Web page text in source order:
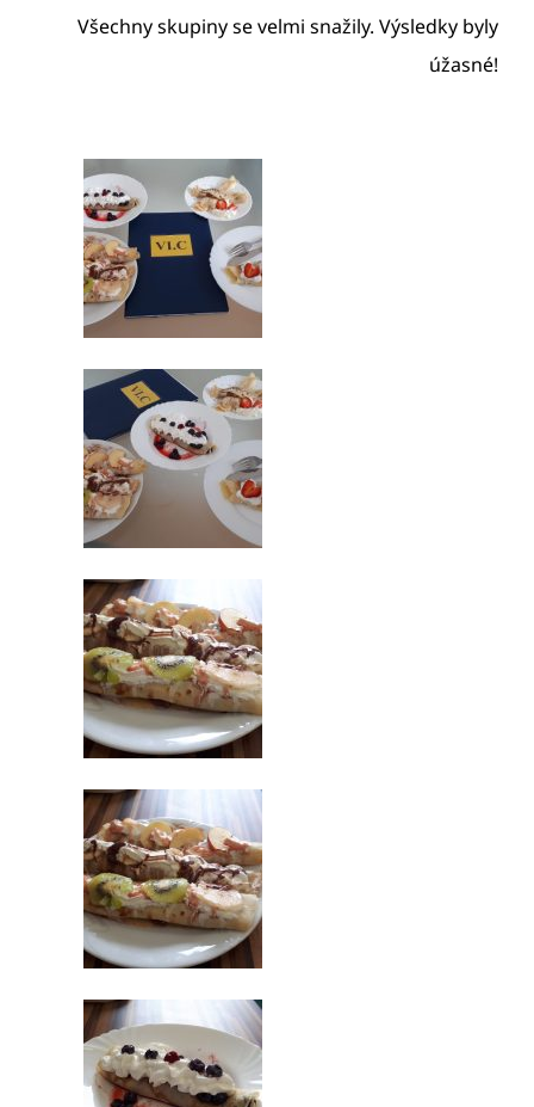
Všechny skupiny se velmi snažily. Výsledky byly
úžasné!